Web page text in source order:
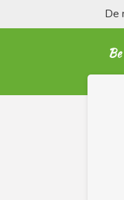
direct
De